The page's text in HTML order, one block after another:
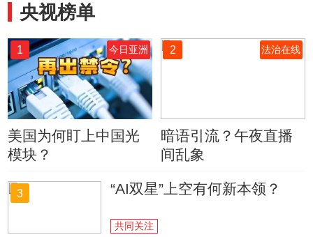
央视榜单
1 今日亚洲
美国为何盯上中国光
模块？
2 法治在线
暗语引流？午夜直播
间乱象
3 “AI双星”上空有何新本领？
共同关注